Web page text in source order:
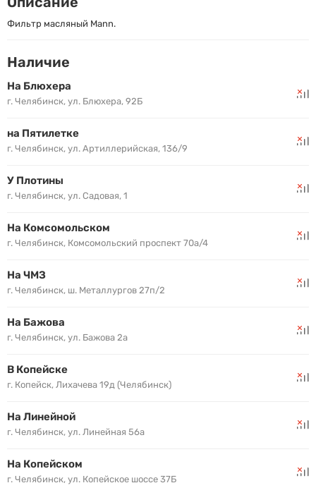
Фильтр масляный Mann.
Наличие
На Блюхера
г. Челябинск, ул. Блюхера, 92Б
на Пятилетке
г. Челябинск, ул. Артиллерийская, 136/9
У Плотины
г. Челябинск, ул. Садовая, 1
На Комсомольском
г. Челябинск, Комсомольский проспект 70а/4
На ЧМЗ
г. Челябинск, ш. Металлургов 27п/2
На Бажова
г. Челябинск, ул. Бажова 2а
В Копейске
г. Копейск, Лихачева 19д (Челябинск)
На Линейной
г. Челябинск, ул. Линейная 56а
На Копейском
г. Челябинск, ул. Копейское шоссе 37Б